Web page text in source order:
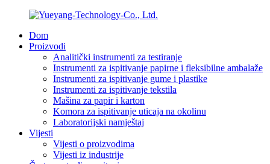
Dom
Proizvodi
Analitički instrumenti za testiranje
Instrumenti za ispitivanje papirne i fleksibilne ambalaže
Instrumenti za ispitivanje gume i plastike
Instrumenti za ispitivanje tekstila
Mašina za papir i karton
Komora za ispitivanje uticaja na okolinu
Laboratorijski namještaj
Vijesti
Vijesti o proizvodima
Vijesti iz industrije